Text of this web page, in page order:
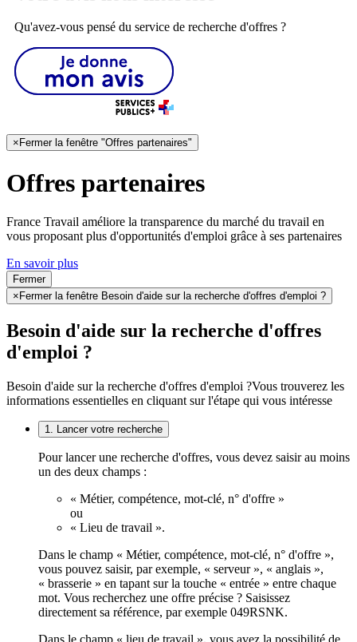
Qu'avez-vous pensé du service de recherche d'offres ?
× Fermer la fenêtre "Offres partenaires"
Offres partenaires
France Travail améliore la transparence du marché du travail en
vous proposant plus d'opportunités d'emploi grâce à ses partenaires
En savoir plus
Fermer
× Fermer la fenêtre Besoin d'aide sur la recherche d'offres d'emploi ?
Besoin d'aide sur la recherche d'offres
d'emploi ?
Besoin d'aide sur la recherche d'offres d'emploi ?Vous trouverez les
informations essentielles en cliquant sur l'étape qui vous intéresse
1. Lancer votre recherche
Pour lancer une recherche d'offres, vous devez saisir au moins
un des deux champs :
« Métier, compétence, mot-clé, n° d'offre »
ou
« Lieu de travail ».
Dans le champ « Métier, compétence, mot-clé, n° d'offre »,
vous pouvez saisir, par exemple, « serveur », « anglais »,
« brasserie » en tapant sur la touche « entrée » entre chaque
mot. Vous recherchez une offre précise ? Saisissez
directement sa référence, par exemple 049RSNK.